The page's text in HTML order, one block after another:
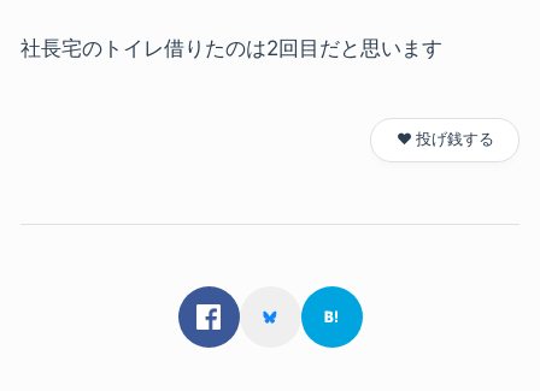
社長宅のトイレ借りたのは2回目だと思います
❤️ 投げ銭する